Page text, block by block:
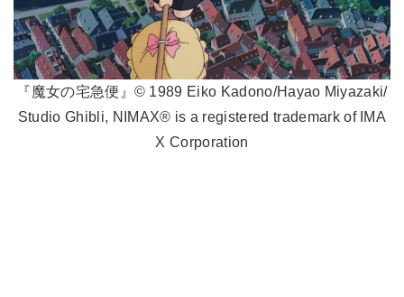
『魔女の宅急便』© 1989 Eiko Kadono/Hayao Miyazaki/
Studio Ghibli, NIMAX® is a registered trademark of IMA
X Corporation